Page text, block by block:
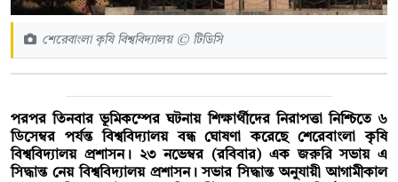
শেরেবাংলা কৃষি বিশ্ববিদ্যালয় © টিডিসি
পরপর তিনবার ভূমিকম্পের ঘটনায় শিক্ষার্থীদের নিরাপত্তা নিশ্চিতে ৬
ডিসেম্বর পর্যন্ত বিশ্ববিদ্যালয় বন্ধ ঘোষণা করেছে শেরেবাংলা কৃষি
বিশ্ববিদ্যালয় প্রশাসন। ২৩ নভেম্বর (রবিবার) এক জরুরি সভায় এ
সিদ্ধান্ত নেয় বিশ্ববিদ্যালয় প্রশাসন। সভার সিদ্ধান্ত অনুযায়ী আগামীকাল